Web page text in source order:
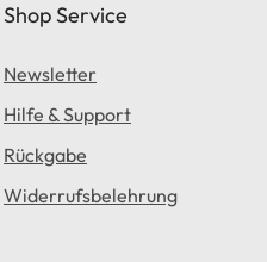
Shop Service
Newsletter
Hilfe & Support
Rückgabe
Widerrufsbelehrung